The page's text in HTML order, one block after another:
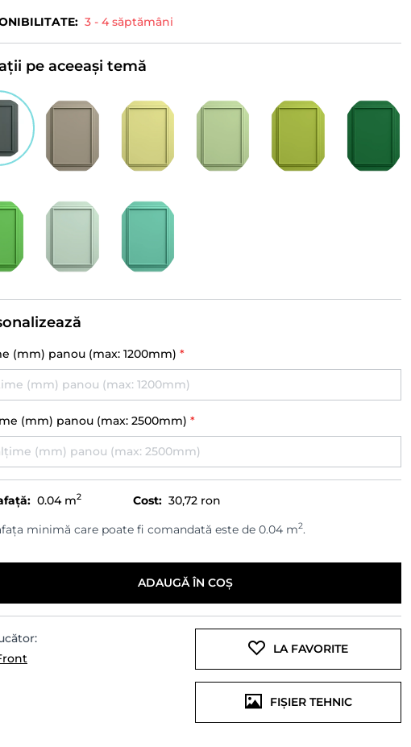
3 - 4 săptămâni
pe aceeași temă
(mm) panou (max: 1200mm) *
(mm) panou (max: 2500mm) *
0.04m2 Cost: 30,72 ron
minimă care poate fi comandată este de 0.04 m2.
ADAUGĂ ÎN COȘ
LA FAVORITE
FIȘIER TEHNIC